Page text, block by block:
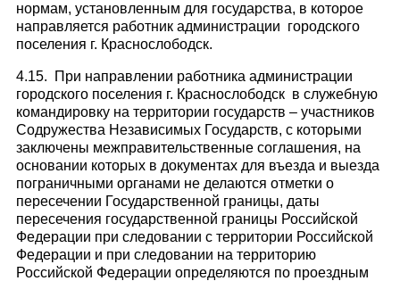
нормам, установленным для государства, в которое
направляется работник администрации городского
поселения г. Краснослободск.
4.15. При направлении работника администрации
городского поселения г. Краснослободск в служебную
командировку на территории государств – участников
Содружества Независимых Государств, с которыми
заключены межправительственные соглашения, на
основании которых в документах для въезда и выезда
пограничными органами не делаются отметки о
пересечении Государственной границы, даты
пересечения государственной границы Российской
Федерации при следовании с территории Российской
Федерации и при следовании на территорию
Российской Федерации определяются по проездным